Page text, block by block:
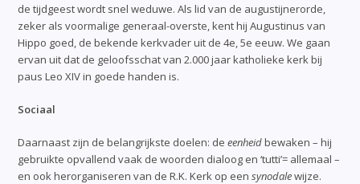
de tijdgeest wordt snel weduwe. Als lid van de augustijnerorde,
zeker als voormalige generaal-overste, kent hij Augustinus van
Hippo goed, de bekende kerkvader uit de 4e, 5e eeuw. We gaan
ervan uit dat de geloofsschat van 2.000 jaar katholieke kerk bij
paus Leo XIV in goede handen is.
Sociaal
Daarnaast zijn de belangrijkste doelen: deeenheidbewaken – hij
gebruikte opvallend vaak de woorden dialoog en ‘tutti’= allemaal –
en ook herorganiseren van de R.K. Kerk op eensynodalewijze.